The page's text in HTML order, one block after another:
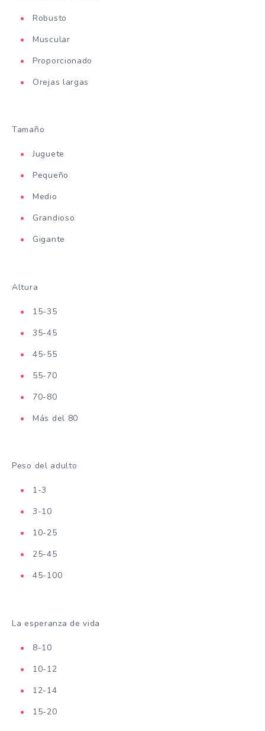
Robusto
Muscular
Proporcionado
Orejas largas
Tamaño
Juguete
Pequeño
Medio
Grandioso
Gigante
Altura
15-35
35-45
45-55
55-70
70-80
Más del 80
Peso del adulto
1-3
3-10
10-25
25-45
45-100
La esperanza de vida
8-10
10-12
12-14
15-20